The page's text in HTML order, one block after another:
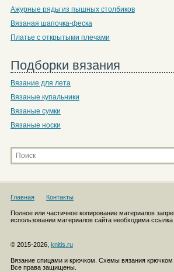
Ажурные ряды из пышных столбиков
Вязаная шапочка-феска
Платье с открытыми плечами
Подборки вязания
Вязание для лета
Вязаные купальники
Вязаные сумки
Вязаные носки
Главная Контакты
Полное или частичное копирование материалов
использовании материалов сайта необходима ссылка
© 2015-2026, knitis.ru
Вязание спицами и крючком. Схемы вязания крючком
Все права защищены.